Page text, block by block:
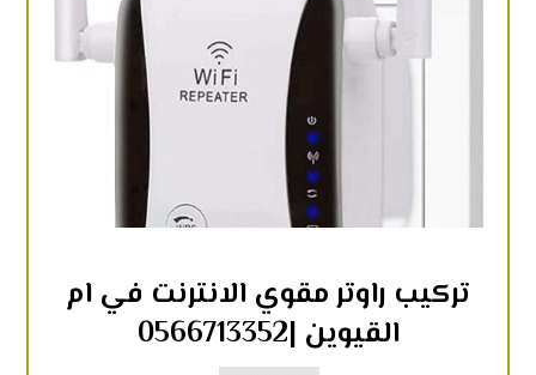
تركيب راوتر مقوي الانترنت في ام
القيوين |0566713352